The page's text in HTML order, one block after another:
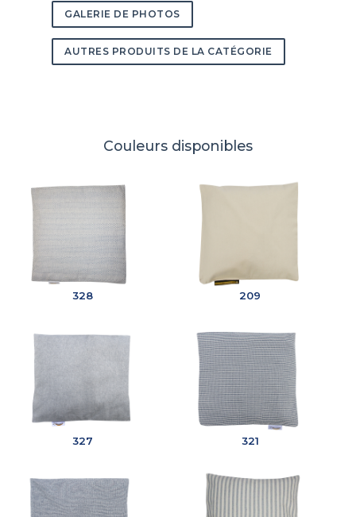
GALERIE DE PHOTOS
AUTRES PRODUITS DE LA CATÉGORIE
Couleurs disponibles
328 209
327 321